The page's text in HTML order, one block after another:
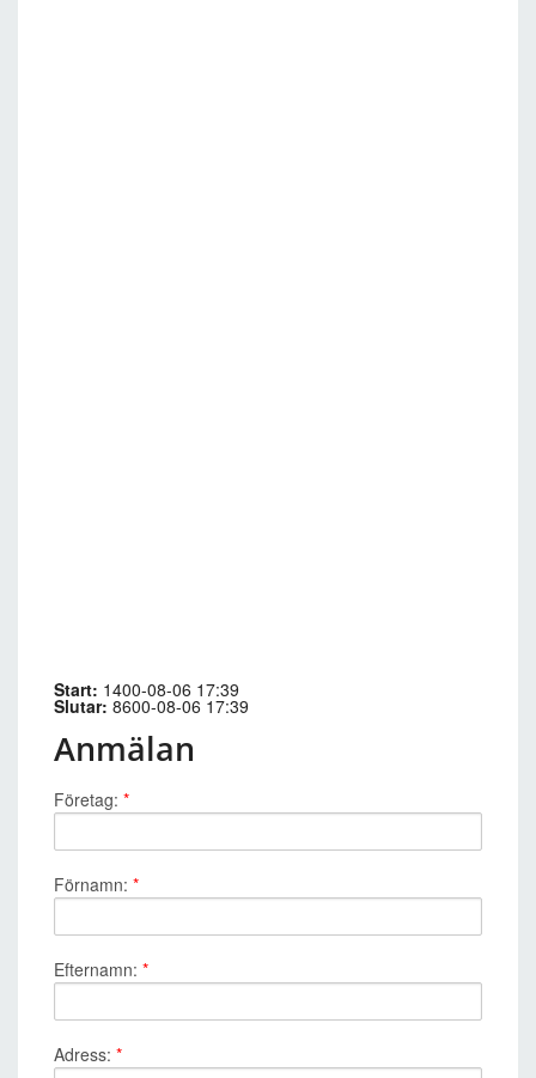
Start: 1400-08-06 17:39
Slutar: 8600-08-06 17:39
Anmälan
Företag: *
Förnamn: *
Efternamn: *
Adress: *